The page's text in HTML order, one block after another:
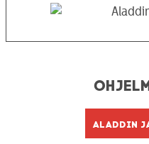
Aladdin